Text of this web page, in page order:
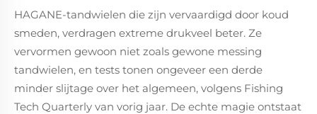
HAGANE-tandwielen die zijn vervaardigd door koud
smeden, verdragen extreme drukveel beter. Ze
vervormen gewoon niet zoals gewone messing
tandwielen, en tests tonen ongeveer een derde
minder slijtage over het algemeen, volgens Fishing
Tech Quarterly van vorig jaar. De echte magie ontstaat